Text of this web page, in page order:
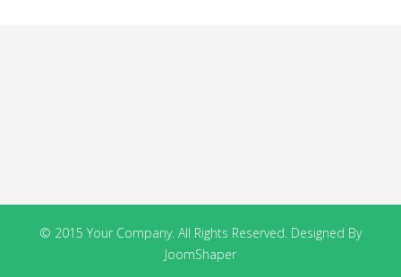
© 2015 Your Company. All Rights Reserved. Designed By
JoomShaper